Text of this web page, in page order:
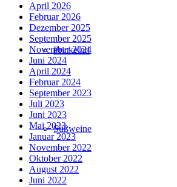
Prickelnd
Süßweine
April 2026
Februar 2026
Dezember 2025
September 2025
November 2024
Juni 2024
April 2024
Februar 2024
September 2023
Juli 2023
Juni 2023
Mai 2023
Januar 2023
November 2022
Oktober 2022
August 2022
Juni 2022